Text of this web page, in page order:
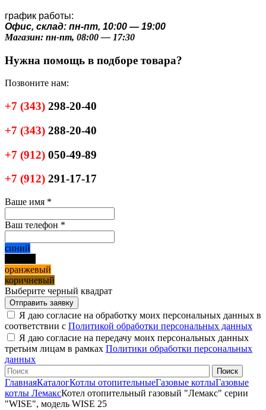
график работы:
Офис, склад: пн-пт, 10:00 — 19:00
Магазин: пн-пт, 08:00 — 17:30
Нужна помощь в подборе товара?
Позвоните нам:
+7 (343) 298-20-40
+7 (343) 288-20-40
+7 (912) 050-49-89
+7 (912) 291-17-17
Ваше имя *
Ваш телефон *
синий
оранжевый
коричневый
Выберите черный квадрат
Я даю согласие на обработку моих персональных данных в
соответствии с Политикой обработки персональных данных
Я даю согласие на передачу моих персональных данных
третьим лицам в рамках Политики обработки персональных
данных
ГлавнаяКаталогКотлы отопительныеГазовые котлыГазовые
котлы ЛемаксКотел отопительный газовый "Лемакс" серии
"WISE", модель WISE 25